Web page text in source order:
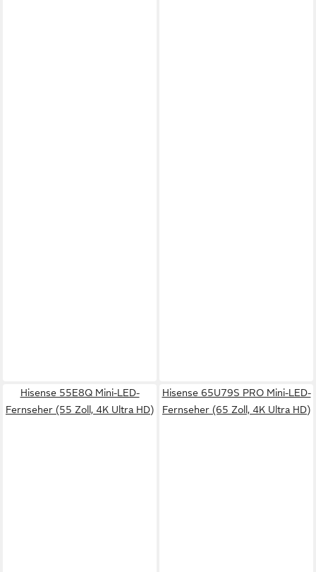
Hisense 55E8Q Mini-LED-
Fernseher (55 Zoll, 4K Ultra HD)
Hisense 65U79S PRO Mini-LED-
Fernseher (65 Zoll, 4K Ultra HD)